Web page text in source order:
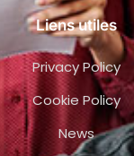
Liens utiles
Privacy Policy
Cookie Policy
News